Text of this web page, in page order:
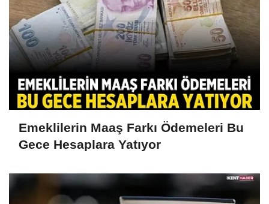
Emeklilerin Maaş Farkı Ödemeleri Bu
Gece Hesaplara Yatıyor